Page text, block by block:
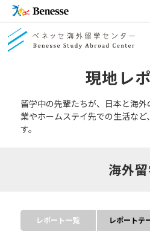
現地レ
留学中の先輩たちが、日本と海
業やホームステイ先での生活な
す。
海外
レポート一覧 レポートテ